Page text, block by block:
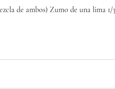
de ambos) Zumo de una lima 1/3